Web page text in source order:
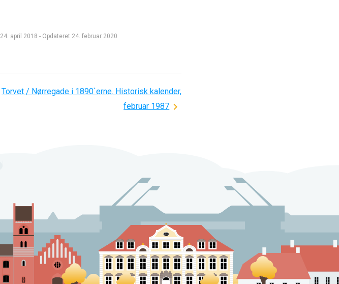
24. april 2018 - Opdateret 24. februar 2020
Torvet / Nørregade i 1890`erne. Historisk kalender,
februar 1987